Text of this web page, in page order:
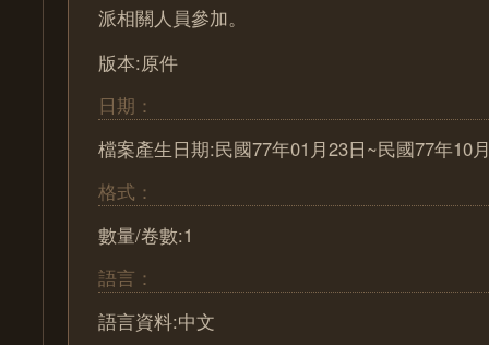
派相關人員參加。
版本:原件
日期：
檔案產生日期:民國77年01月23日~民國77年10
格式：
數量/卷數:1
語言：
語言資料:中文